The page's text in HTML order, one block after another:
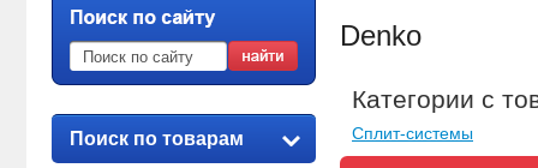
Поиск по товарам
Denko
Категории с
Сплит-системы